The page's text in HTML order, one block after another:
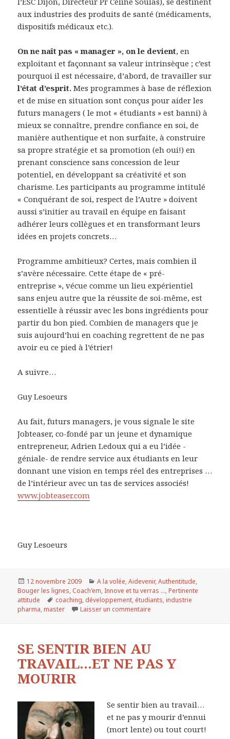
aux industries des produits de santé (médicaments,
dispositifs médicaux etc.).
On ne naît pas « manager », on le devient, en
exploitant et façonnant sa valeur intrinsèque ; c’est
pourquoi il est nécessaire, d’abord, de travailler sur
l’état d’esprit. Mes programmes à base de réflexion
et de mise en situation sont conçus pour aider les
futurs managers ( le mot « étudiants » est banni) à
mieux se connaître, prendre confiance en soi, de
manière authentique et non surfaite, à construire
sa propre stratégie et sa promotion (eh oui!) en
prenant conscience sans concession de leur
potentiel, en développant sa créativité et son
charisme. Les participants au programme intitulé
« Conquérant de soi, respect de l’Autre » doivent
aussi s’initier au travail en équipe en faisant
adhérer leurs collègues et en transformant leurs
idées en projets concrets…
Programme ambitieux? Certes, mais combien il
s’avère nécessaire. Cette étape de « pré-
entreprise », vécue comme un lieu expérientiel
sans enjeu autre que la réussite de soi-même, est
essentielle à réussir avec les bons ingrédients pour
partir du bon pied. Combien de managers que je
suis aujourd’hui en coaching regrettent de ne pas
avoir eu ce pied à l’étrier!
A suivre…
Guy Lesoeurs
Au fait, futurs managers, je vous signale le site
Jobteaser, co-fondé par un jeune et dynamique
entrepreneur, Adrien Ledoux qui a eu l’idée -
géniale- de rendre service aux étudiants en leur
donnant une vision en temps réel des entreprises …
de l’intérieur avec un tas de services associés!
www.jobteaser.com
Guy Lesoeurs
Publié
le
12 novembre 2009 Catégories
A la volée,Aidevenir,Authentitude,
Bouger les lignes, Coach'em, Innove et tu verras ...,Pertinente
attitude
Mots-
clés
coaching, développement, étudiants,industrie
pharma,master Laisser un commentaire
SE SENTIR BIEN AU
TRAVAIL…ET NE PAS Y
MOURIR
Se sentir bien au travail…
et ne pas y mourir d’ennui
(mort lente) ou tout court!